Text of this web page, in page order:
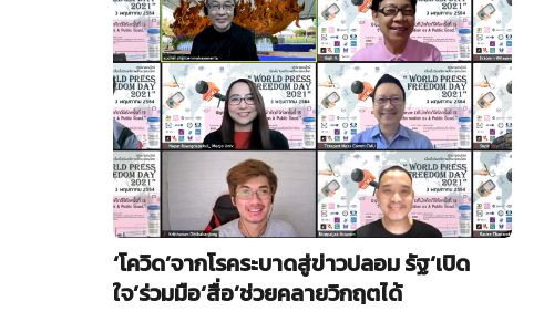
‘โควิด’จากโรคระบาดสู่ข่าวปลอม รัฐ‘เปิด
ใจ’ร่วมมือ‘สื่อ’ช่วยคลายวิกฤตได้